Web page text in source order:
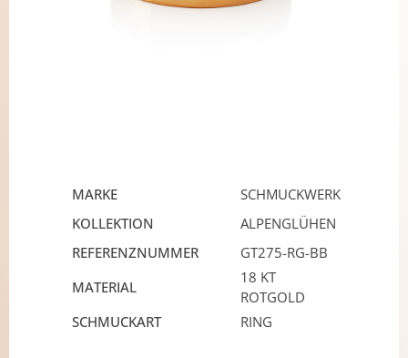
MARKE
SCHMUCKWERK
KOLLEKTION
ALPENGLÜHEN
REFERENZNUMMER
GT275-RG-BB
MATERIAL
18 KT
ROTGOLD
SCHMUCKART
RING